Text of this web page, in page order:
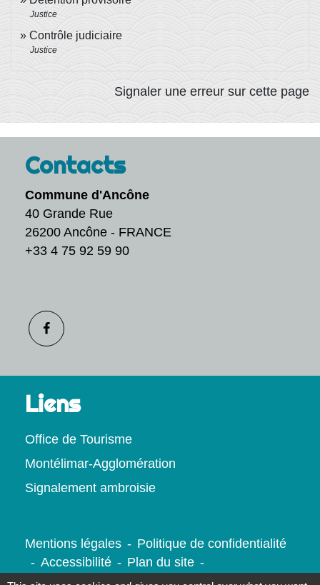
Justice
Contrôle judiciaire
Justice
Signaler une erreur sur cette page
Contacts
Commune d'Ancône
40 Grande Rue
26200 Ancône - FRANCE
+33 4 75 92 59 90
Liens
Office de Tourisme
Montélimar-Agglomération
Signalement ambroisie
Mentions légales - Politique de confidentialité
- Accessibilité - Plan du site -
Gestion des cookies